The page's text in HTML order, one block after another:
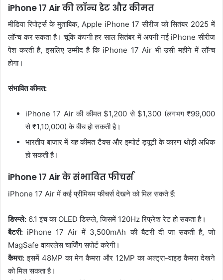
iPhone 17 Air की लॉन्च डेट और कीमत
मीडिया रिपोर्ट्स के मुताबिक, Apple iPhone 17 सीरीज को सितंबर 2025 में
लॉन्च कर सकता है। चूंकि कंपनी हर साल सितंबर में अपनी नई iPhone सीरीज
पेश करती है, इसलिए उम्मीद है कि iPhone 17 Air भी उसी महीने में लॉन्च
होगा।
संभावित कीमत:
iPhone 17 Air की कीमत $1,200 से $1,300 (लगभग ₹99,000
से ₹1,10,000) के बीच हो सकती है।
भारतीय बाजार में यह कीमत टैक्स और इम्पोर्ट ड्यूटी के कारण थोड़ी अधिक
हो सकती है।
iPhone 17 Air के संभावित फीचर्स
iPhone 17 Air में कई प्रीमियम फीचर्स देखने को मिल सकते हैं:
डिस्प्ले: 6.1 इंच का OLED डिस्प्ले, जिसमें 120Hz रिफ्रेश रेट हो सकता है।
बैटरी: iPhone 17 Air में 3,500mAh की बैटरी दी जा सकती है, जो
MagSafe वायरलेस चार्जिंग सपोर्ट करेगी।
कैमरा: इसमें 48MP का मेन कैमरा और 12MP का अल्ट्रा-वाइड कैमरा देखने
को मिल सकता है।